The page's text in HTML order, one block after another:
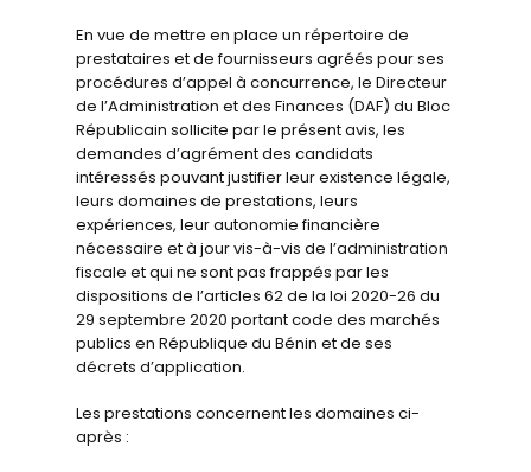
En vue de mettre en place un répertoire de
prestataires et de fournisseurs agréés pour ses
procédures d’appel à concurrence, le Directeur
de l’Administration et des Finances (DAF) du Bloc
Républicain sollicite par le présent avis, les
demandes d’agrément des candidats
intéressés pouvant justifier leur existence légale,
leurs domaines de prestations, leurs
expériences, leur autonomie financière
nécessaire et à jour vis-à-vis de l’administration
fiscale et qui ne sont pas frappés par les
dispositions de l’articles 62 de la loi 2020-26 du
29 septembre 2020 portant code des marchés
publics en République du Bénin et de ses
décrets d’application.
Les prestations concernent les domaines ci-
après :